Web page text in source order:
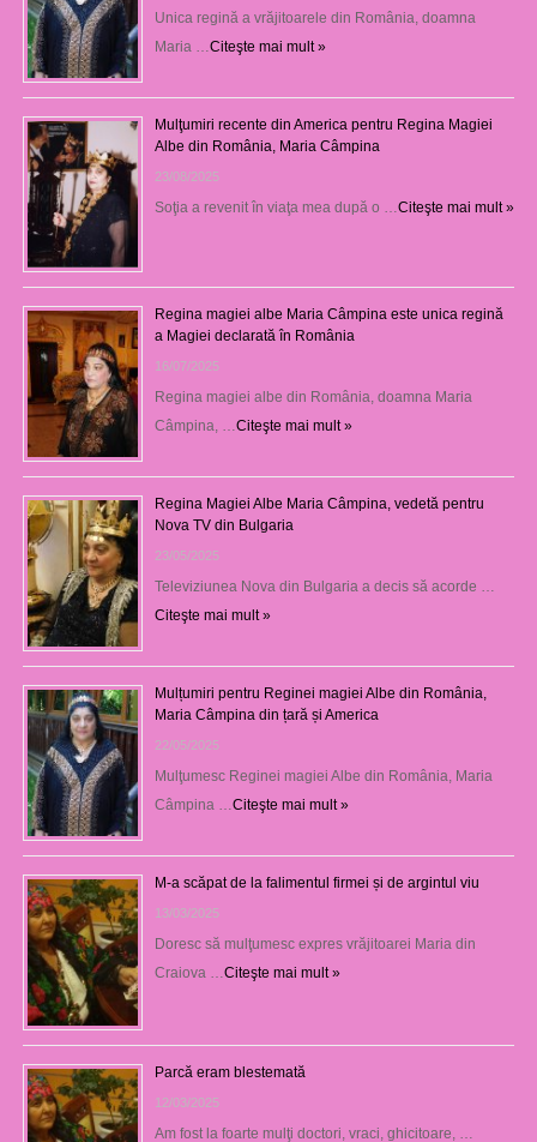
Unica regină a vrăjitoarele din România, doamna
Maria … Citeşte mai mult »
Mulţumiri recente din America pentru Regina Magiei
Albe din România, Maria Câmpina
23/08/2025
Soţia a revenit în viaţa mea după o … Citeşte mai mult »
Regina magiei albe Maria Câmpina este unica regină
a Magiei declarată în România
16/07/2025
Regina magiei albe din România, doamna Maria
Câmpina, … Citeşte mai mult »
Regina Magiei Albe Maria Câmpina, vedetă pentru
Nova TV din Bulgaria
23/05/2025
Televiziunea Nova din Bulgaria a decis să acorde …
Citeşte mai mult »
Mulțumiri pentru Reginei magiei Albe din România,
Maria Câmpina din țară și America
22/05/2025
Mulţumesc Reginei magiei Albe din România, Maria
Câmpina … Citeşte mai mult »
M-a scăpat de la falimentul firmei și de argintul viu
13/03/2025
Doresc să mulţumesc expres vrăjitoarei Maria din
Craiova … Citeşte mai mult »
Parcă eram blestemată
12/03/2025
Am fost la foarte mulţi doctori, vraci, ghicitoare, …